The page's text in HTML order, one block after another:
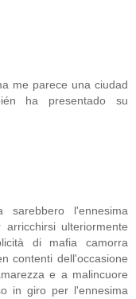
me parece una ciudad
ha presentado su
l'ennesima
ulteriormente
di mafia camorra
contenti dell'occasione
e a malincuore
in giro per l'ennesima